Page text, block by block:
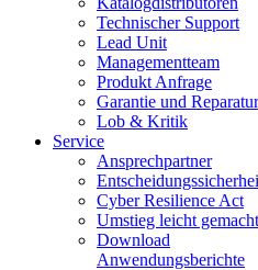
Technischer Support
Lead Unit
Managementteam
Produkt Anfrage
Garantie und Reparatur
Lob & Kritik
Service
Ansprechpartner
Cyber Resilience Act
Umstieg leicht gemacht
Download
Anwendungsberichte